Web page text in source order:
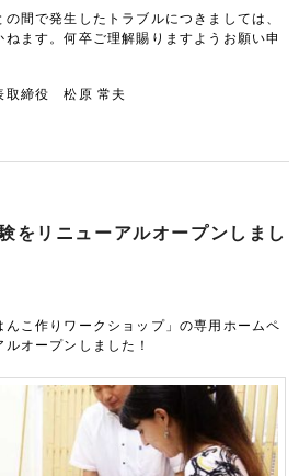
間で発生したトラブルにつきましては、
ます。何卒ご理解賜りますようお願い申
取締役 松原 常夫
をリニューアルオープンしまし
こ作りワークショップ」の専用ホームペ
オープンしました！